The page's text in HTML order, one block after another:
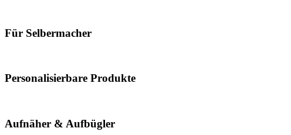
Für Selbermacher
Personalisierbare Produkte
Aufnäher & Aufbügler